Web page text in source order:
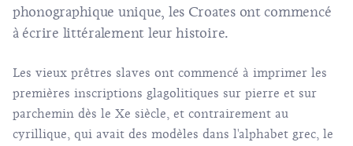
phonographique unique, les Croates ont commencé
à écrire littéralement leur histoire.
Les vieux prêtres slaves ont commencé à imprimer les
premières inscriptions glagolitiques sur pierre et sur
parchemin dès le Xe siècle, et contrairement au
cyrillique, qui avait des modèles dans l'alphabet grec, le